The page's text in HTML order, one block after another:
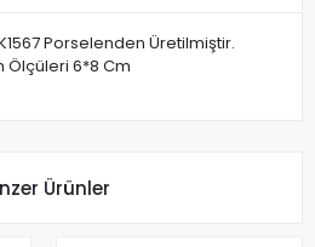
Porselenden Üretilmiştir.
Ölçüleri 6*8 Cm
Ürünler